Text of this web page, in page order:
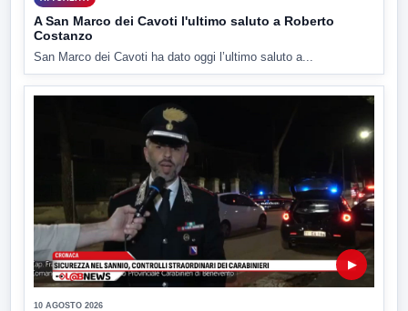
A San Marco dei Cavoti l'ultimo saluto a Roberto
Costanzo
San Marco dei Cavoti ha dato oggi l’ultimo saluto a...
▶
10 AGOSTO 2026